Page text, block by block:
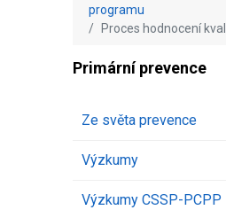
programu
Proces hodnocení
Primární prevence
Ze světa prevence
Výzkumy
Výzkumy CSSP-PCPP